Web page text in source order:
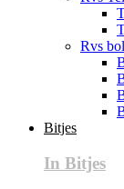
Rvs
Bitjes
In Bitjes